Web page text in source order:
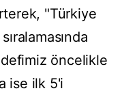
"Türkiye
öncelikle
ise ilk 5'i